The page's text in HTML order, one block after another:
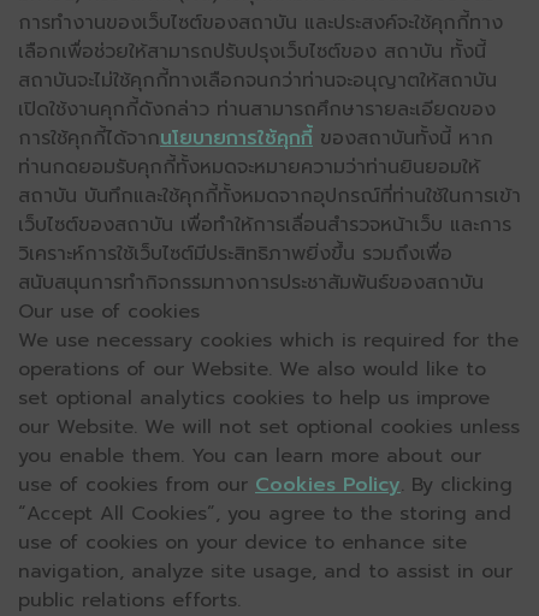
การทำงานของเว็บไซต์ของสถาบัน และประสงค์จะใช้คุกกี้ทาง
เลือกเพื่อช่วยให้สามารถปรับปรุงเว็บไซต์ของ สถาบัน ทั้งนี้
สถาบันจะไม่ใช้คุกกี้ทางเลือกจนกว่าท่านจะอนุญาตให้สถาบัน
เปิดใช้งานคุกกี้ดังกล่าว ท่านสามารถศึกษารายละเอียดของ
การใช้คุกกี้ได้จากนโยบายการใช้คุกกี้ ของสถาบันทั้งนี้ หาก
ท่านกดยอมรับคุกกี้ทั้งหมดจะหมายความว่าท่านยินยอมให้
สถาบัน บันทึกและใช้คุกกี้ทั้งหมดจากอุปกรณ์ที่ท่านใช้ในการเข้า
เว็บไซต์ของสถาบัน เพื่อทำให้การเลื่อนสำรวจหน้าเว็บ และการ
วิเคราะห์การใช้เว็บไซต์มีประสิทธิภาพยิ่งขึ้น รวมถึงเพื่อ
สนับสนุนการทำกิจกรรมทางการประชาสัมพันธ์ของสถาบัน
Our use of cookies
We use necessary cookies which is required for the
operations of our Website. We also would like to
set optional analytics cookies to help us improve
our Website. We will not set optional cookies unless
you enable them. You can learn more about our
use of cookies from our Cookies Policy. By clicking
“Accept All Cookies”, you agree to the storing and
use of cookies on your device to enhance site
navigation, analyze site usage, and to assist in our
public relations efforts.